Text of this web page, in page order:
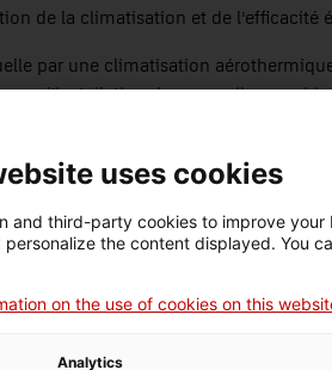
de la climatisation et de l’efficacité
par une climatisation
l’installation des nouvelles
l’objectif est d’améliorer les
d’origine qui servaient à l’aérer,
des fenêtres ouvrantes des puits de
photovoltaïques seront installés
de 452 m². Cette action n’inclut pas la
à un logiciel d’intelligence artificielle
uses cookies
and third-party cookies to improve
the content displayed. You
on the use of cookies on this
Analytics